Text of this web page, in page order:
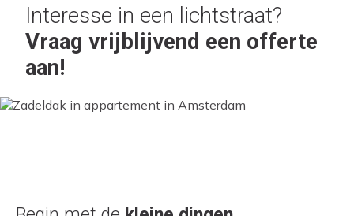
Interesse in een lichtstraat?
Vraag vrijblijvend een offerte
aan!